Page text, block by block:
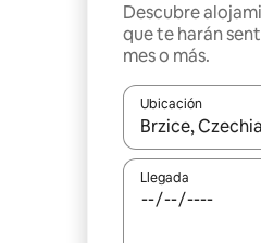
Descubre
que te harán
mes o más.
Ubicación
Cuando los
Llegada